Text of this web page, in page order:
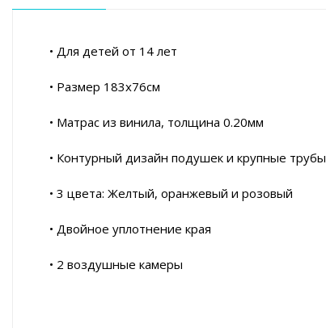
• Для детей от 14 лет
• Размер 183х76см
• Матрас из винила, толщина 0.20мм
• Контурный дизайн подушек и крупные трубы
• 3 цвета: Желтый, оранжевый и розовый
• Двойное уплотнение края
• 2 воздушные камеры